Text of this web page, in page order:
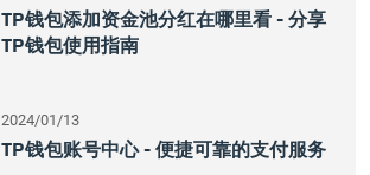
TP钱包添加资金池分红在哪里看 - 分享
TP钱包使用指南
2024/01/13
TP钱包账号中心 - 便捷可靠的支付服务